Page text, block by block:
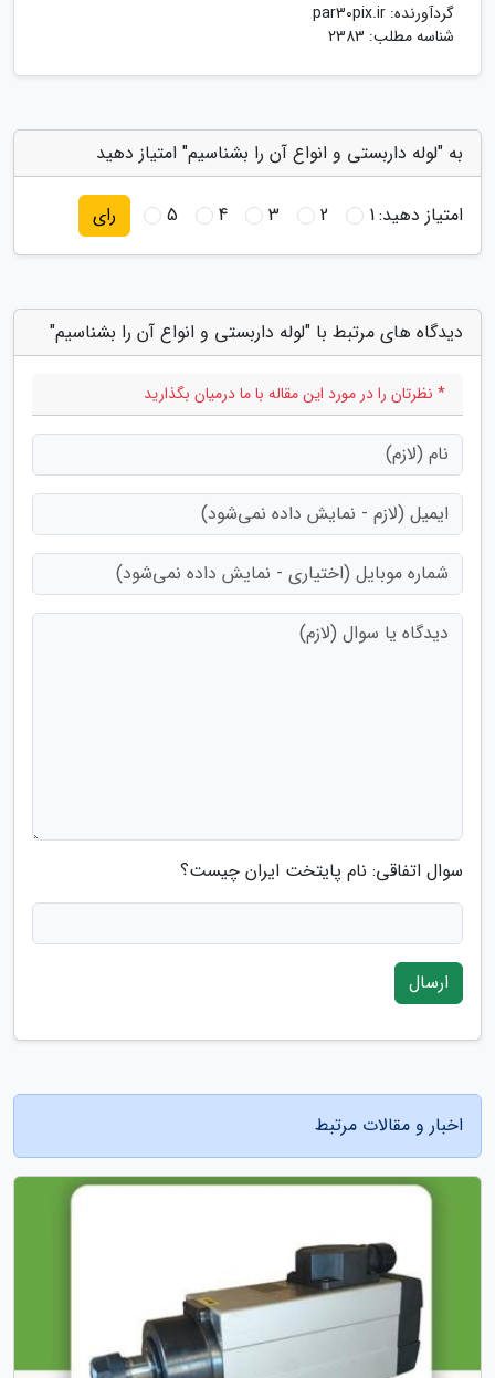
گردآورنده: par30pix.ir
شناسه مطلب: 2383
به "لوله داربستی و انواع آن را بشناسیم" امتیاز دهید
امتیاز دهید:1
2
3
4
5 رای
دیدگاه های مرتبط با "لوله داربستی و انواع آن را بشناسیم"
* نظرتان را در مورد این مقاله با ما درمیان بگذارید
سوال اتفاقی: نام پایتخت ایران چیست؟
ارسال
اخبار و مقالات مرتبط